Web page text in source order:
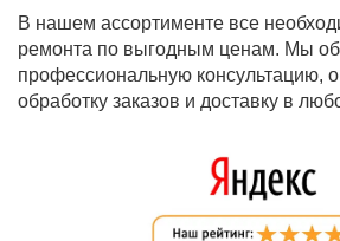
В нашем ассортименте все
ремонта по выгодным ценам. Мы
профессиональную консультацию,
обработку заказов и доставку в